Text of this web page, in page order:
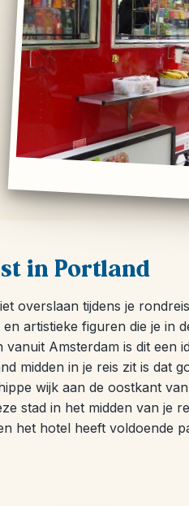
in Portland
overslaan tijdens je
artistieke figuren die je in
Amsterdam is dit een
midden in je reis zit is dat
wijk aan de oostkant
stad in het midden van je
het hotel heeft voldoende